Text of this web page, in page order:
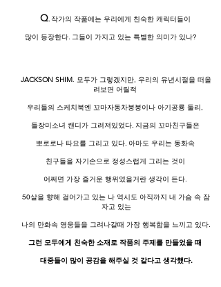
Q. 작가의 작품에는 우리에게 친숙한 캐릭터들이
많이 등장한다. 그들이 가지고 있는 특별한 의미가 있나?
JACKSON SHIM. 모두가 그렇겠지만, 우리의 유년시절을 떠올
려보면 어릴적
우리들의 스케치북엔 꼬마자동차붕붕이나 아기공룡 둘리,
들장미소녀 캔디가 그려져있었다. 지금의 꼬마친구들은
뽀로로나 타요를 그리고 있다. 아마도 우리는 동화속
친구들을 자기손으로 정성스럽게 그리는 것이
어쩌면 가장 즐거운 행위였을거란 생각이 든다.
50살을 향해 걸어가고 있는 나 역시도 아직까지 내 가슴 속 잠
자고 있는
나의 만화속 영웅들을 그려나갈때 가장 행복함을 느끼고 있다.
그런 모두에게 친숙한 소재로 작품의 주제를 만들었을 때
대중들이 많이 공감을 해주실 것 같다고 생각했다.